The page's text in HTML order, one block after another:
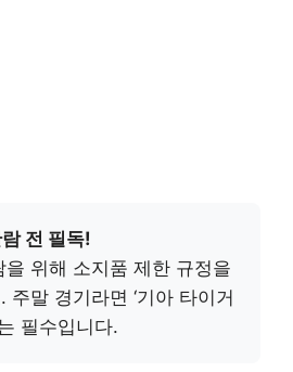
전 필독!
위해 소지품 제한 규정을
주말 경기라면 ‘기아 타이거
필수입니다.